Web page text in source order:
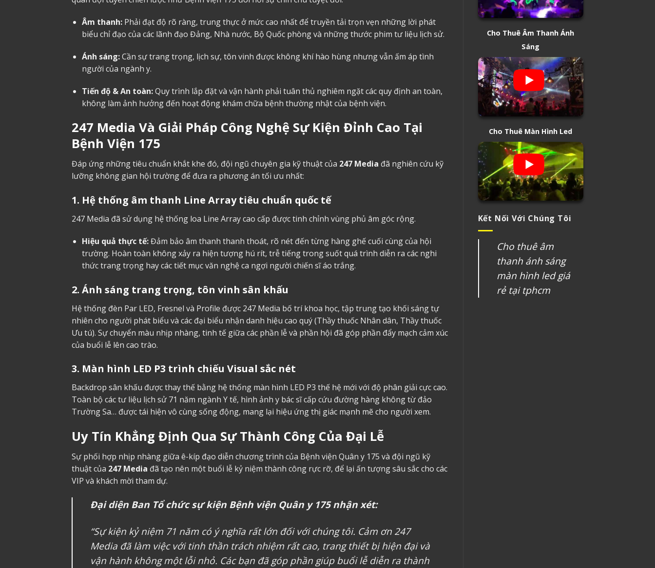
Âm thanh:Phải đạt độ rõ ràng, trung thực ở mức cao nhất để truyền tải trọn vẹn những lời phát
biểu chỉ đạo của các lãnh đạo Đảng, Nhà nước, Bộ Quốc phòng và những thước phim tư liệu lịch sử.
Ánh sáng:Cần sự trang trọng, lịch sự, tôn vinh được không khí hào hùng nhưng vẫn ấm áp tình
người của ngành y.
Tiến độ & An toàn:Quy trình lắp đặt và vận hành phải tuân thủ nghiêm ngặt các quy định an toàn,
không làm ảnh hưởng đến hoạt động khám chữa bệnh thường nhật của bệnh viện.
247 Media Và Giải Pháp Công Nghệ Sự Kiện Đỉnh Cao Tại
Bệnh Viện 175
Đáp ứng những tiêu chuẩn khắt khe đó, đội ngũ chuyên gia kỹ thuật của 247 Media đã nghiên cứu kỹ
lưỡng không gian hội trường để đưa ra phương án tối ưu nhất:
1. Hệ thống âm thanh Line Array tiêu chuẩn quốc tế
247 Media đã sử dụng hệ thống loa Line Array cao cấp được tinh chỉnh vùng phủ âm góc rộng.
Hiệu quả thực tế:Đảm bảo âm thanh thanh thoát, rõ nét đến từng hàng ghế cuối cùng của hội
trường. Hoàn toàn không xảy ra hiện tượng hú rít, trễ tiếng trong suốt quá trình diễn ra các nghi
thức trang trọng hay các tiết mục văn nghệ ca ngợi người chiến sĩ áo trắng.
2. Ánh sáng trang trọng, tôn vinh sân khấu
Hệ thống đèn Par LED, Fresnel và Profile được 247 Media bố trí khoa học, tập trung tạo khối sáng tự
nhiên cho người phát biểu và các đại biểu nhận danh hiệu cao quý (Thầy thuốc Nhân dân, Thầy thuốc
Ưu tú). Sự chuyển màu nhịp nhàng, tinh tế giữa các phần lễ và phần hội đã góp phần đẩy mạch cảm xúc
của buổi lễ lên cao trào.
3. Màn hình LED P3 trình chiếu Visual sắc nét
Backdrop sân khấu được thay thế bằng hệ thống màn hình LED P3 thế hệ mới với độ phân giải cực cao.
Toàn bộ các tư liệu lịch sử 71 năm ngành Y tế, hình ảnh y bác sĩ cấp cứu đường hàng không từ đảo
Trường Sa… được tái hiện vô cùng sống động, mang lại hiệu ứng thị giác mạnh mẽ cho người xem.
Uy Tín Khẳng Định Qua Sự Thành Công Của Đại Lễ
Sự phối hợp nhịp nhàng giữa ê-kíp đạo diễn chương trình của Bệnh viện Quân y 175 và đội ngũ kỹ
thuật của 247 Media đã tạo nên một buổi lễ kỷ niệm thành công rực rỡ, để lại ấn tượng sâu sắc cho các
VIP và khách mời tham dự.
Đại diện Ban Tổ chức sự kiện Bệnh viện Quân y 175 nhận xét:
“Sự kiện kỷ niệm 71 năm có ý nghĩa rất lớn đối với chúng tôi. Cảm ơn 247
Media đã làm việc với tinh thần trách nhiệm rất cao, trang thiết bị hiện đại và
vận hành không một lỗi nhỏ. Các bạn đã góp phần giúp buổi lễ diễn ra thành
Cho Thuê Âm Thanh Ánh
Sáng
Cho Thuê Màn Hình Led
Kết Nối Với Chúng Tôi
Cho thuê âm
thanh ánh sáng
màn hình led giá
rẻ tại tphcm